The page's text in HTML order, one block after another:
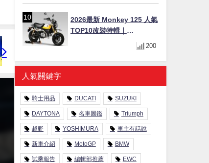
2026最新 Monkey 125 人氣
TOP10改裝特輯｜
YOSHIMURA合法認證排氣
管、OHLINS後避震、OVER
Racing防倒球
200
人氣關鍵字
騎士用品 DUCATI SUZUKI
DAYTONA 名車圖鑑 Triumph
越野 YOSHIMURA 車主有話說
新車介紹 MotoGP BMW
試乘報告 編輯部推薦 EWC